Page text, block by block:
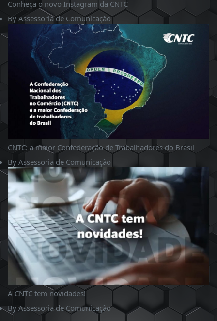
Conheça o novo Instagram da CNTC
By Assessoria de Comunicação
CNTC: a maior Confederação de Trabalhadores do Brasil
By Assessoria de Comunicação
A CNTC tem novidades!
By Assessoria de Comunicação